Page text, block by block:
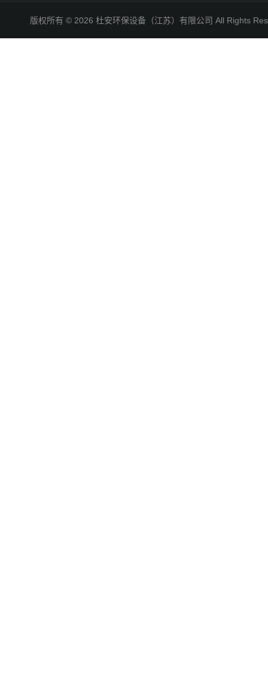
版权所有 © 2026 杜安环保设备（江苏）有限公司 All Rights